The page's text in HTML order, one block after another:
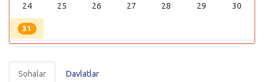
24 25 26 27 28 29 30
31
Sohalar Davlatlar